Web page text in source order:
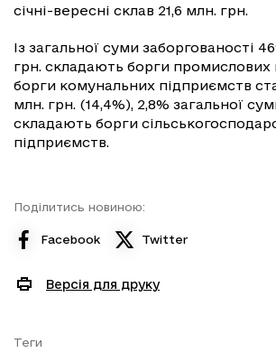
січні-вересні склав 21,6 млн. грн.
Із загальної суми заборгованості
грн. складають борги промислових
борги комунальних підприємств
млн. грн. (14,4%), 2,8% загальної
складають борги
підприємств.
Поділитись новиною:
Facebook Twitter
Версія для друку
Теги